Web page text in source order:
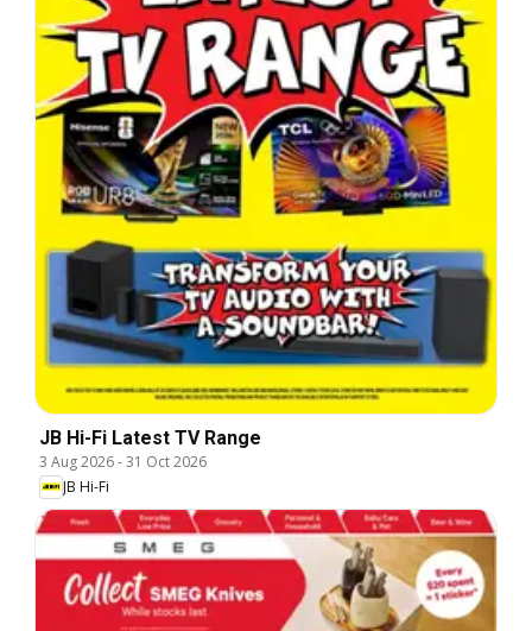
JB Hi-Fi Latest TV Range
3 Aug 2026-31 Oct 2026
JB Hi-Fi